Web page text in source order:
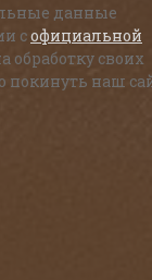
данные
софициальной
обработку своих
наш